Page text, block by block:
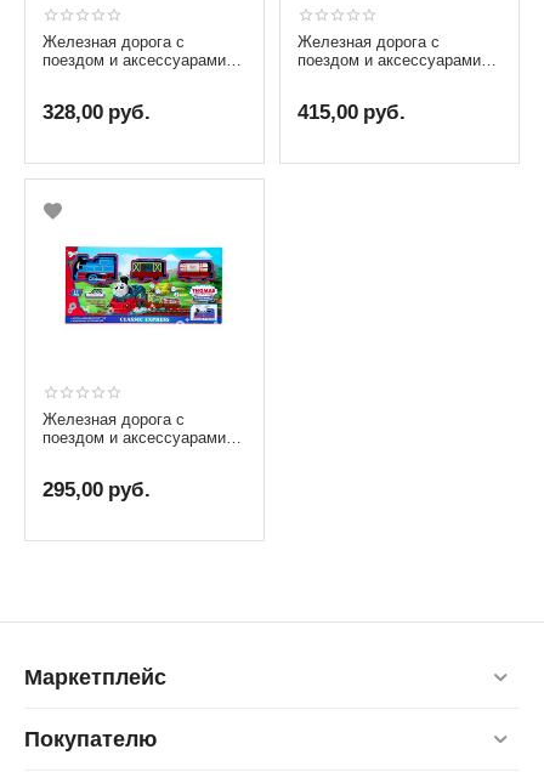
Железная дорога с
поездом и аксессуарами
328,00 руб.
Железная дорога с
поездом и аксессуарами
415,00 руб.
Железная дорога с
поездом и аксессуарами
295,00 руб.
Маркетплейс
Покупателю